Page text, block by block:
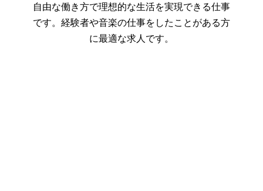
自由な働き方で理想的な生活を実現できる仕事
です。経験者や音楽の仕事をしたことがある方
に最適な求人です。